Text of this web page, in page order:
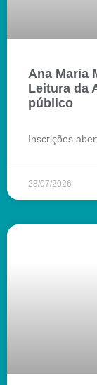
Ana Maria
Leitura da
público
Inscrições
28/07/2026